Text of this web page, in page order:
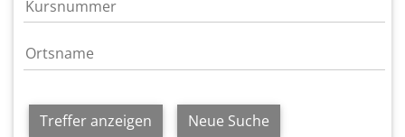
Treffer anzeigen Neue Suche